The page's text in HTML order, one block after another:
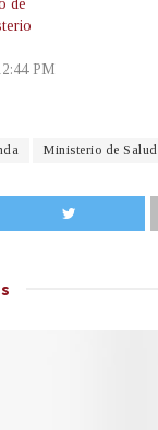
de
PM
Ministerio de Salud